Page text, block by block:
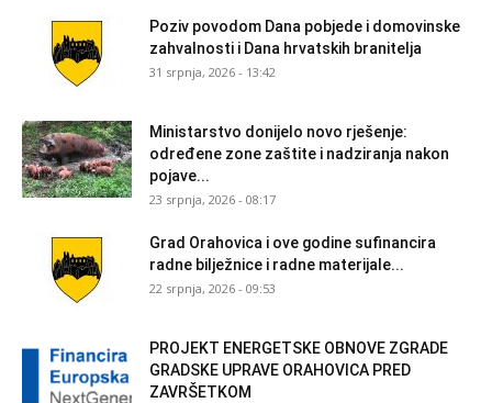
Poziv povodom Dana pobjede i domovinske
zahvalnosti i Dana hrvatskih branitelja
31 srpnja, 2026 - 13:42
Ministarstvo donijelo novo rješenje:
određene zone zaštite i nadziranja nakon
pojave...
23 srpnja, 2026 - 08:17
Grad Orahovica i ove godine sufinancira
radne bilježnice i radne materijale...
22 srpnja, 2026 - 09:53
PROJEKT ENERGETSKE OBNOVE ZGRADE
GRADSKE UPRAVE ORAHOVICA PRED
ZAVRŠETKOM